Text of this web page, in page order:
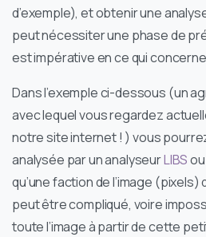
d’exemple), et obtenir une
peut nécessiter une phase de
est impérative en ce qui
Dans l’exemple ci-dessous (un
avec lequel vous regardez
notre site internet ! ) vous
analysée par un analyseurLIBSou
qu’une faction de l’image (pixels)
peut être compliqué, voire
toute l’image à partir de cette